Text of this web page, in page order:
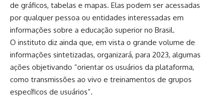
de gráficos, tabelas e mapas. Elas podem ser acessadas
por qualquer pessoa ou entidades interessadas em
informações sobre a educação superior no Brasil.
O instituto diz ainda que, em vista o grande volume de
informações sintetizadas, organizará, para 2023, algumas
ações objetivando “orientar os usuários da plataforma,
como transmissões ao vivo e treinamentos de grupos
específicos de usuários”.